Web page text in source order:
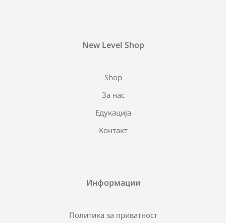
New Level Shop
Shop
За нас
Едукација
Контакт
Информации
Политика за приватност